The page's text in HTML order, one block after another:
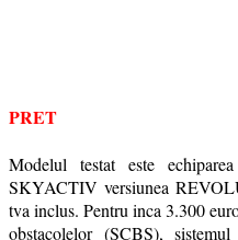
PRET
Modelul testat este
SKYACTIV versiunea
tva inclus. Pentru inca 3.300
obstacolelor (SCBS),